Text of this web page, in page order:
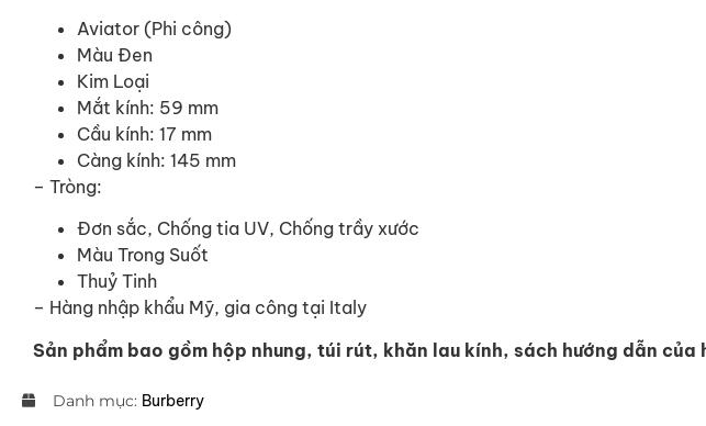
Aviator (Phi công)
Màu Đen
Kim Loại
Mắt kính: 59 mm
Cầu kính: 17 mm
Càng kính: 145 mm
– Tròng:
Đơn sắc, Chống tia UV, Chống trầy xước
Màu Trong Suốt
Thuỷ Tinh
– Hàng nhập khẩu Mỹ, gia công tại Italy
Sản phẩm bao gồm hộp nhung, túi rút, khăn lau kính, sách hướng dẫn của
Danh mục: Burberry